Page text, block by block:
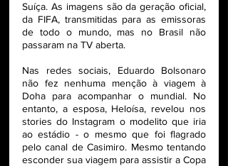
Suíça. As imagens são da geração oficial,
da FIFA, transmitidas para as emissoras
de todo o mundo, mas no Brasil não
passaram na TV aberta.
Nas redes sociais, Eduardo Bolsonaro
não fez nenhuma menção à viagem à
Doha para acompanhar o mundial. No
entanto, a esposa, Heloísa, revelou nos
stories do Instagram o modelito que iria
ao estádio - o mesmo que foi flagrado
pelo canal de Casimiro. Mesmo tentando
esconder sua viagem para assistir a Copa